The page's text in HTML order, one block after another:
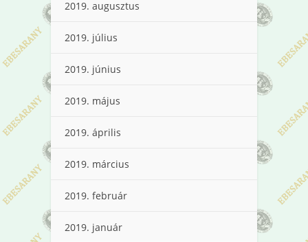
2019. augusztus
2019. július
2019. június
2019. május
2019. április
2019. március
2019. február
2019. január